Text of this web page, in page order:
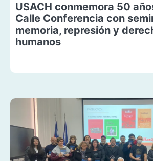
USACH conmemora 50
Calle Conferencia con
memoria, represión y
humanos